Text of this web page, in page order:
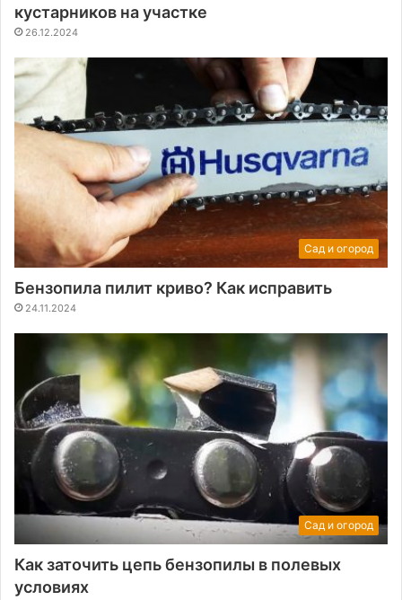
кустарников на участке
26.12.2024
Сад и огород
Бензопила пилит криво? Как исправить
24.11.2024
Сад и огород
Как заточить цепь бензопилы в полевых
условиях